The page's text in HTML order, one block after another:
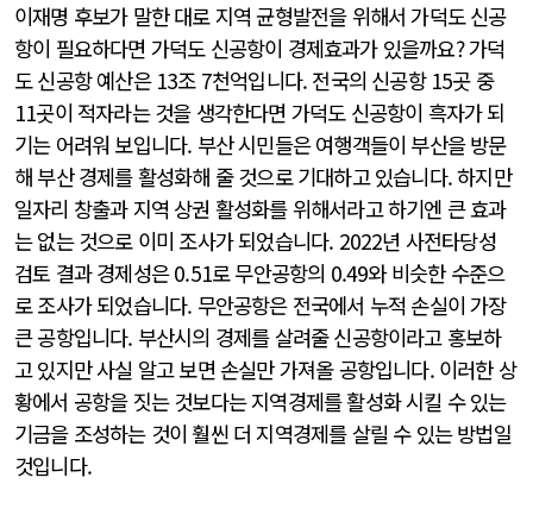
이재명 후보가 말한 대로 지역 균형발전을 위해서 가덕도 신공
항이 필요하다면 가덕도 신공항이 경제효과가 있을까요? 가덕
도 신공항 예산은 13조 7천억입니다. 전국의 신공항 15곳 중
11곳이 적자라는 것을 생각한다면 가덕도 신공항이 흑자가 되
기는 어려워 보입니다. 부산 시민들은 여행객들이 부산을 방문
해 부산 경제를 활성화해 줄 것으로 기대하고 있습니다. 하지만
일자리 창출과 지역 상권 활성화를 위해서라고 하기엔 큰 효과
는 없는 것으로 이미 조사가 되었습니다. 2022년 사전타당성
검토 결과 경제성은 0.51로 무안공항의 0.49와 비슷한 수준으
로 조사가 되었습니다. 무안공항은 전국에서 누적 손실이 가장
큰 공항입니다. 부산시의 경제를 살려줄 신공항이라고 홍보하
고 있지만 사실 알고 보면 손실만 가져올 공항입니다. 이러한 상
황에서 공항을 짓는 것보다는 지역경제를 활성화 시킬 수 있는
기금을 조성하는 것이 훨씬 더 지역경제를 살릴 수 있는 방법일
것입니다.